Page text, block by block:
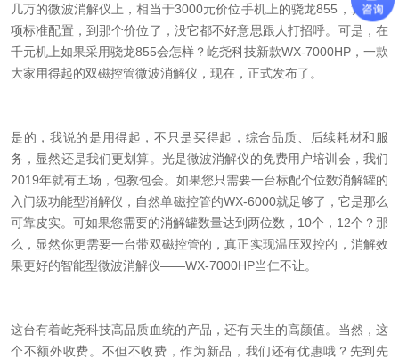
几万的微波消解仪上，相当于3000元价位手机上的骁龙855 ，算是一
项标准配置，到那个价位了，没它都不好意思跟人打招呼。可是，在
千元机上如果采用骁龙855会怎样？屹尧科技新款WX-7000HP ，一款
大家用得起的双磁控管微波消解仪，现在，正式发布了。
是的，我说的是用得起，不只是买得起，综合品质、后续耗材和服
务，显然还是我们更划算。光是微波消解仪的免费用户培训会，我们
2019年就有五场，包教包会。如果您只需要一台标配个位数消解罐的
入门级功能型消解仪，自然单磁控管的WX-6000就足够了，它是那么
可靠皮实。可如果您需要的消解罐数量达到两位数， 10个， 12个？那
么，显然你更需要一台带双磁控管的，真正实现温压双控的，消解效
果更好的智能型微波消解仪——WX-7000HP当仁不让。
这台有着屹尧科技高品质血统的产品，还有天生的高颜值。当然，这
个不额外收费。不但不收费，作为新品，我们还有优惠哦？先到先